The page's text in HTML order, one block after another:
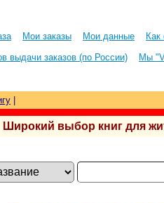
Мои заказы Мои данные Как
выдачи заказов (по России)
Мы
Широкий выбор книг для